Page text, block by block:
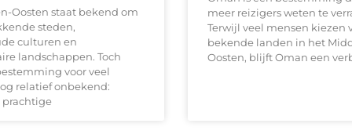
Oosten staat bekend om
steden,
culturen en
landschappen. Toch
voor veel
relatief onbekend:
meer reizigers weten te
Terwijl veel mensen kiezen
bekende landen in het
Oosten, blijft Oman een